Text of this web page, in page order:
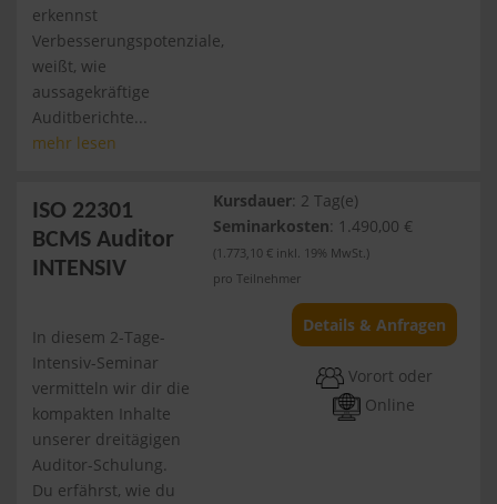
erkennst
Verbesserungspotenziale,
weißt, wie
aussagekräftige
Auditberichte...
mehr lesen
ISO 22301
BCMS Auditor
INTENSIV
In diesem 2-Tage-
Intensiv-Seminar
vermitteln wir dir die
kompakten Inhalte
unserer dreitägigen
Auditor-Schulung.
Du erfährst, wie du
Kursdauer: 2 Tag(e)
Seminarkosten: 1.490,00 €
(1.773,10 € inkl. 19% MwSt.)
pro Teilnehmer
Details & Anfragen
Vorort oder
Online